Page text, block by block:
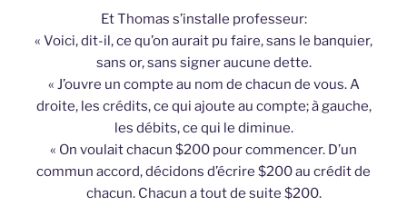
Et Thomas s’installe professeur:
« Voici, dit-il, ce qu’on aurait pu faire, sans le banquier,
sans or, sans signer aucune dette.
« J’ouvre un compte au nom de chacun de vous. A
droite, les crédits, ce qui ajoute au compte; à gauche,
les débits, ce qui le diminue.
« On voulait chacun $200 pour commencer. D’un
commun accord, décidons d’écrire $200 au crédit de
chacun. Chacun a tout de suite $200.